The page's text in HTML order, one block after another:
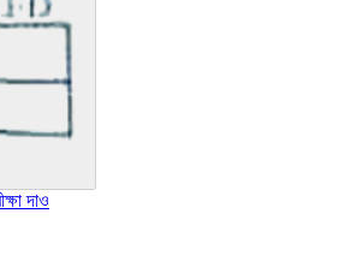
দাও